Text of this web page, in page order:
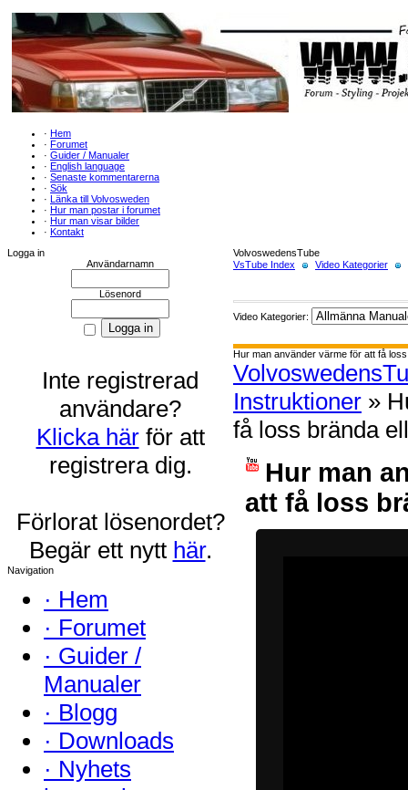
· Hem
· Forumet
· Guider / Manualer
· English language
· Senaste kommentarerna
· Sök
· Länka till Volvosweden
· Hur man postar i forumet
· Hur man visar bilder
· Kontakt
Logga in
Användarnamn
Lösenord
Inte registrerad
användare?
Klicka härför att
registrera dig.
Förlorat lösenordet?
Begär ett nytt här.
Navigation
· Hem
· Forumet
· Guider /
Manualer
· Blogg
· Downloads
· Nyhets
VolvoswedensTube
VsTube Index
Video Kategorier
Video Kategorier:
Hur man använder värme för att få
Instruktioner »
få loss brända
Hur man
att få loss